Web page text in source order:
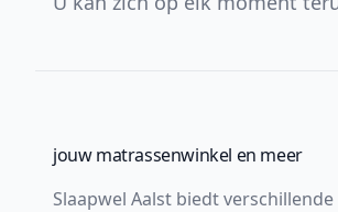
jouw matrassenwinkel en meer
Slaapwel Aalst biedt